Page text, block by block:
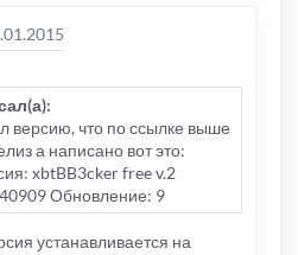
версию, что по ссылке выше
а написано вот это:
xbtBB3cker free v.2
Обновление: 9
устанавливается на